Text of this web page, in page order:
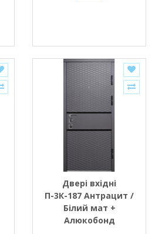
Двері вхідні
П-3К-187 Антрацит /
Білий мат +
Алюкобонд